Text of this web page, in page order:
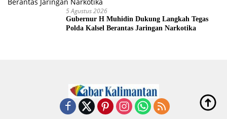
5 Agustus 2026
Gubernur H Muhidin Dukung Langkah Tegas
Polda Kalsel Berantas Jaringan Narkotika